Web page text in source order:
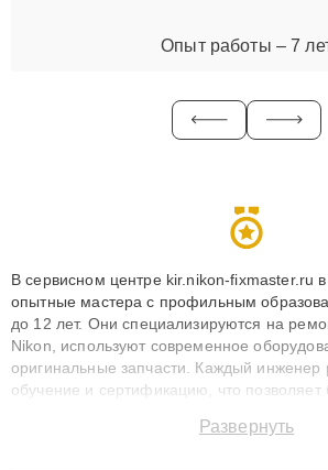
Опыт работы – 7
В сервисном центре kir.nikon-fixmaster.ru
опытные мастера с профильным
до 12 лет. Они специализируются на
Nikon, используют современное
оригинальные запчасти. Каждый инженер
обучение и сертификацию, что позволяет
сохранением гарантии до 3 лет. Наши
Развернуть